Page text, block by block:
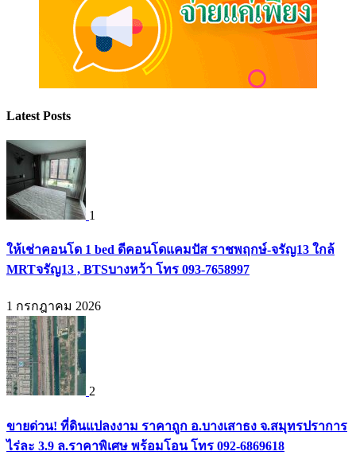
Latest Posts
1
ให้เช่าคอนโด 1 bed ดีคอนโดแคมปัส ราชพฤกษ์-จรัญ13 ใกล้
MRTจรัญ13 , BTSบางหว้า โทร 093-7658997
1 กรกฎาคม 2026
2
ขายด่วน! ที่ดินแปลงงาม ราคาถูก อ.บางเสาธง จ.สมุทรปราการ
ไร่ละ 3.9 ล.ราคาพิเศษ พร้อมโอน โทร 092-6869618